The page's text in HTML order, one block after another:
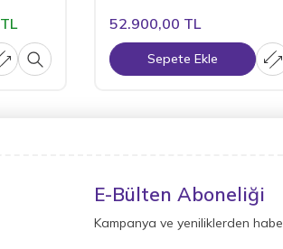
TL 52.900,00 TL
Sepete Ekle
E-Bülten Aboneliği
Kampanya ve yeniliklerden